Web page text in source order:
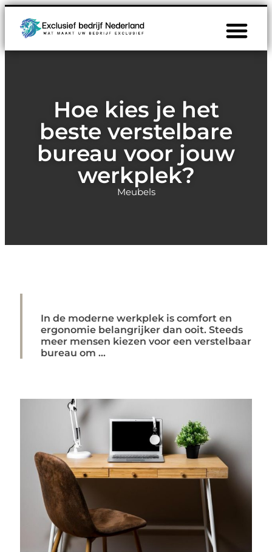
Hoe kies je het
beste verstelbare
bureau voor jouw
werkplek?
Meubels
In de moderne werkplek is comfort en
ergonomie belangrijker dan ooit. Steeds
meer mensen kiezen voor een verstelbaar
bureau om ...